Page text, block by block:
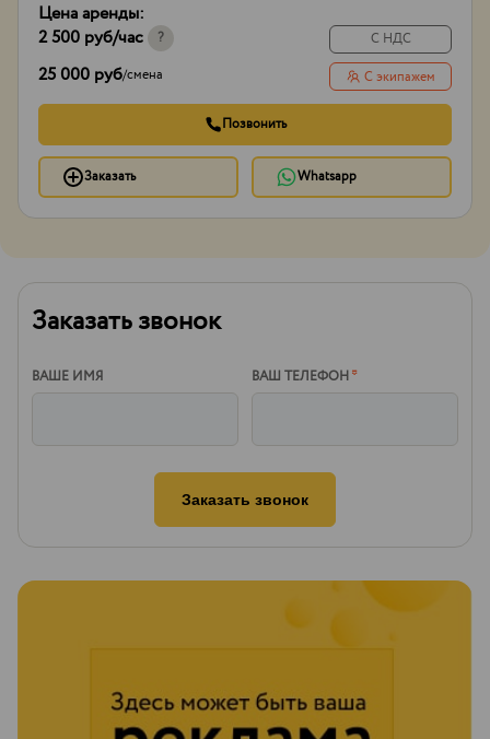
Цена аренды:
2 500 руб/час ?
25 000 руб/смена
С НДС
С экипажем
Позвонить
Заказать Whatsapp
Заказать звонок
ВАШЕ ИМЯ ВАШ ТЕЛЕФОН*
Заказать звонок